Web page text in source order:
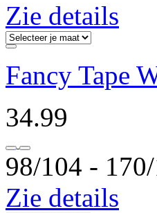
Zie details
Fancy Tape
34.99
98/104 ‐
Zie details